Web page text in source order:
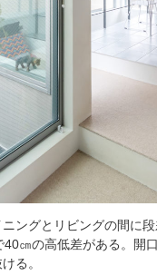
ニングとリビングの間に
40㎝の高低差がある。開
る。